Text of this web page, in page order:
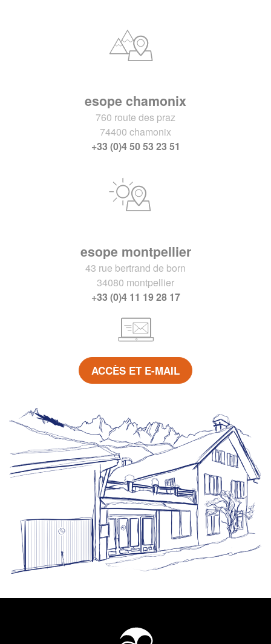
esope chamonix
760 route des praz
74400 chamonix
+33 (0)4 50 53 23 51
esope montpellier
43 rue bertrand de born
34080 montpellier
+33 (0)4 11 19 28 17
ACCÈS ET E-MAIL